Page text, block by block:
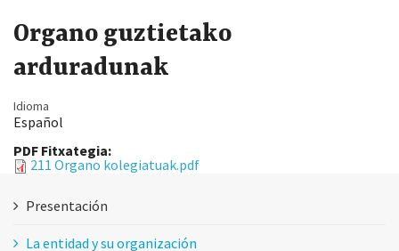
Organo guztietako
arduradunak
Idioma
Español
PDF Fitxategia:
211 Organo kolegiatuak.pdf
Presentación
La entidad y su organización